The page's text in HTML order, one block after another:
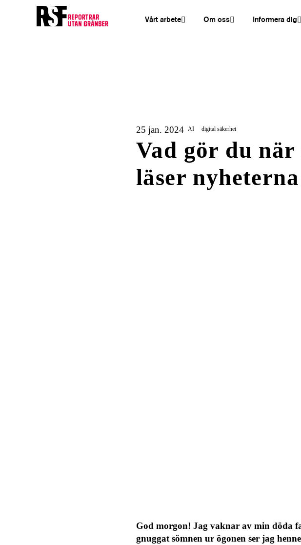
Vårt arbete Om oss Informera dig
25 jan. 2024 AI digital säkerhet
Vad gör du
läser
God morgon! Jag vaknar av min döda
gnuggat sömnen ur ögonen ser jag